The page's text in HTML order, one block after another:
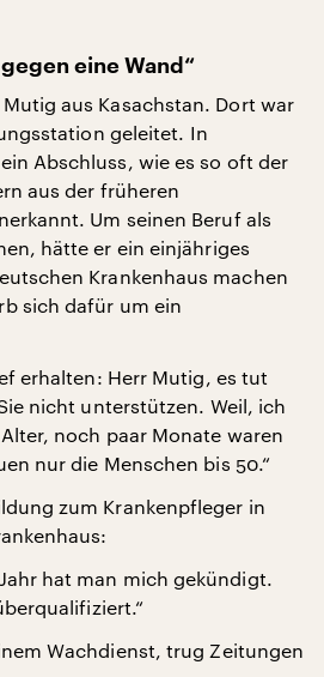
eine Wand“
aus Kasachstan. Dort war
geleitet. In
Abschluss, wie es so oft der
aus der früheren
Um seinen Beruf als
hätte er ein einjähriges
Krankenhaus machen
sich dafür um ein
erhalten: Herr Mutig, es tut
nicht unterstützen. Weil, ich
noch paar Monate waren
nur die Menschen bis 50.“
zum Krankenpfleger in
hat man mich gekündigt.
Wachdienst, trug Zeitungen